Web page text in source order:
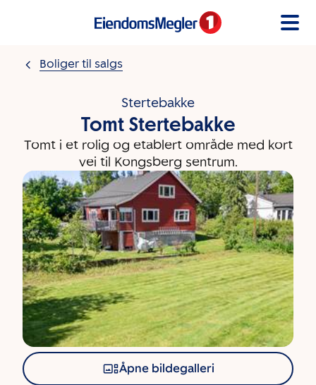
Boliger til salgs
Stertebakke
Tomt Stertebakke
Tomt i et rolig og etablert område med kort
vei til Kongsberg sentrum.
Åpne bildegalleri